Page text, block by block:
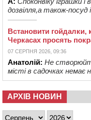
дозвілля,а також-посуд
Встановити гойдалки,
Черкасах просять
07 СЕРПНЯ 2026, 09:36
Анатолій: Не
місті в садочках немає
АРХІВ НОВИН